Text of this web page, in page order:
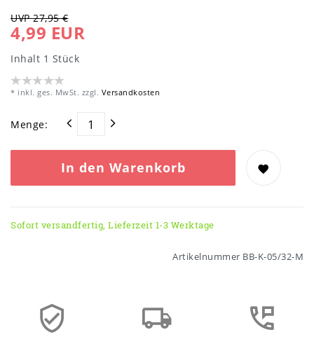
UVP 27,95 €
4,99 EUR
Inhalt 1 Stück
* inkl. ges. MwSt. zzgl. Versandkosten
Menge:
In den Warenkorb
Sofort versandfertig, Lieferzeit 1-3 Werktage
Artikelnummer BB-K-05/32-M